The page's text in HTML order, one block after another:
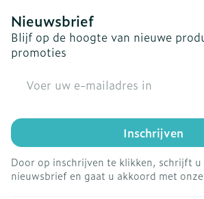
Nieuwsbrief
Blijf op de hoogte van nieuwe
promoties
Inschrijven
Door op inschrijven te klikken, schrijft
nieuwsbrief en gaat u akkoord met onze